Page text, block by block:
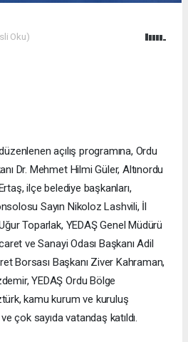
Oku)
açılış programına, Ordu
Dr. Mehmet Hilmi Güler, Altınordu
ilçe belediye başkanları,
Sayın Nikoloz Lashvili, İl
Toparlak, YEDAŞ Genel Müdürü
ve Sanayi Odası Başkanı Adil
Borsası Başkanı Ziver Kahraman,
YEDAŞ Ordu Bölge
kamu kurum ve kuruluş
çok sayıda vatandaş katıldı.